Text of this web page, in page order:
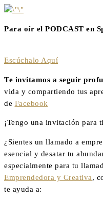
Para oír el PODCAST en
Escúchalo Aquí
Te invitamos a seguir
vida y compartiendo tus
de Facebook
¡Tengo una invitación para
¿Sientes un llamado a
esencial y desatar tu
especialmente para tu
Emprendedora y Creativa,
te ayuda a: